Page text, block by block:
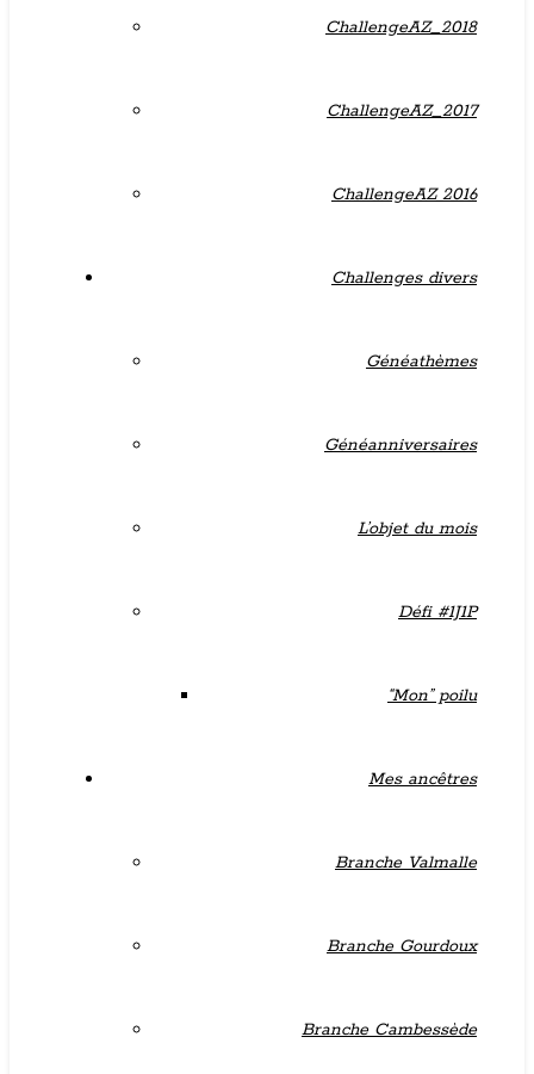
ChallengeAZ_2018
ChallengeAZ_2017
ChallengeAZ 2016
Challenges divers
Généathèmes
Généanniversaires
L’objet du mois
Défi #1J1P
“Mon” poilu
Mes ancêtres
Branche Valmalle
Branche Gourdoux
Branche Cambessède